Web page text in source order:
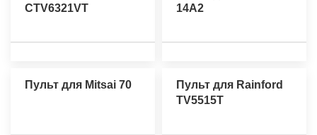
CTV6321VT
14A2
Пульт для Mitsai 70
Пульт для Rainford
TV5515T